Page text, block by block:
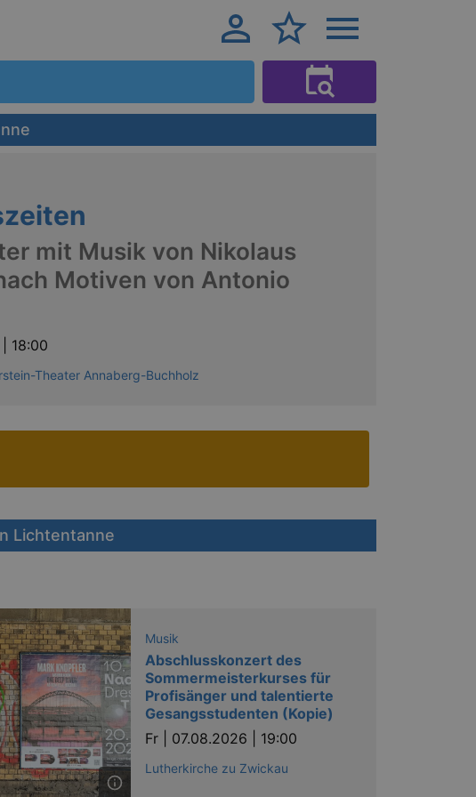
mit Musik von Nikolaus
Motiven von Antonio
18:00
Theater Annaberg-Buchholz
Lichtentanne
Musik
Abschlusskonzert des
Sommermeisterkurses für
Profisänger und talentierte
Gesangsstudenten (Kopie)
Fr | 07.08.2026 | 19:00
Lutherkirche zu Zwickau